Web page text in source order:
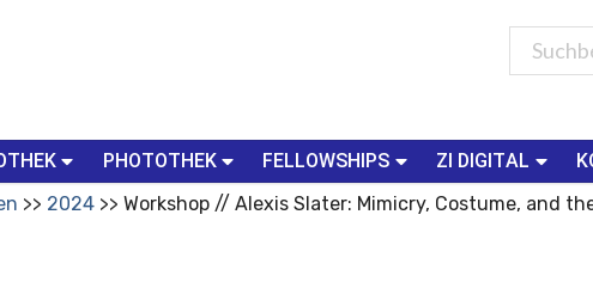
PHOTOTHEK FELLOWSHIPS ZI DIGITAL
2024
Workshop // Alexis Slater: Mimicry, Costume, and